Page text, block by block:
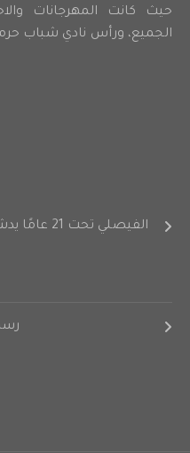
حيث كانت المهرجانات
الجميع، ورأس نادي شباب
الفيصلي